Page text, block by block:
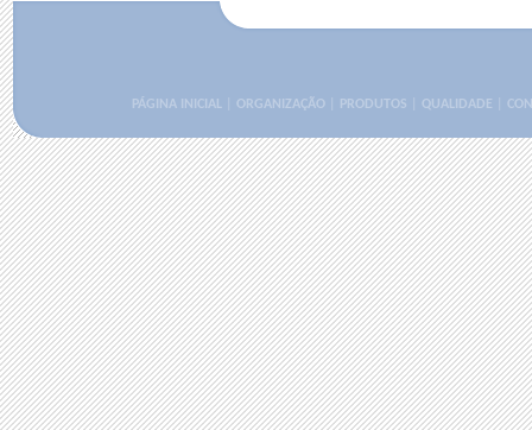
PÁGINA INICIAL| ORGANIZAÇÃO| PRODUTOS QUALIDADE